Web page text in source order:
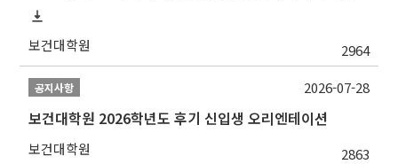
보건대학원 2964
공지사항
보건대학원 2026학년도 후기 신입생 오리엔테이션
보건대학원 2863
2026-07-28